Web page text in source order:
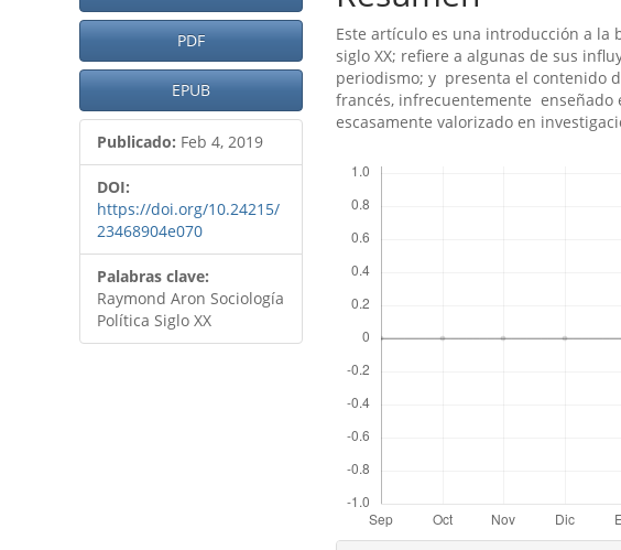
PDF
EPUB
Publicado: Feb 4, 2019
DOI:
https://doi.org/10.24215/
23468904e070
Palabras clave:
Raymond Aron Sociología
Política Siglo XX
Este artí­culo es una introducción a
siglo XX; refiere a algunas de sus
periodismo; y presenta el contenido
francés, infrecuentemente enseñado
escasamente valorizado en